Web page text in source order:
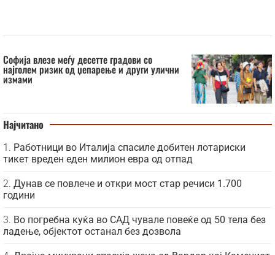
Софија влезе меѓу десетте градови со
најголем ризик од џепарење и други улични
измами
Најчитано
Работници во Италија спасиле добитен лотариски
тикет вреден еден милион евра од отпад
Дунав се повлече и откри мост стар речиси 1.700
години
Во погребна куќа во САД чувале повеќе од 50 тела без
ладење, објектот останал без дозвола